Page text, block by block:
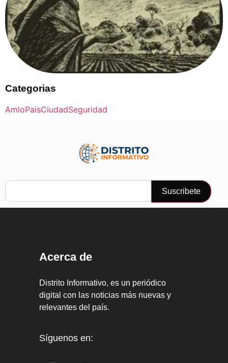
Categorias
AmloPaisCiudadSeguridad
Suscribete
Acerca de
Distrito Informativo, es un periódico
digital con las noticias más nuevas y
relevantes del país.
Síguenos en: